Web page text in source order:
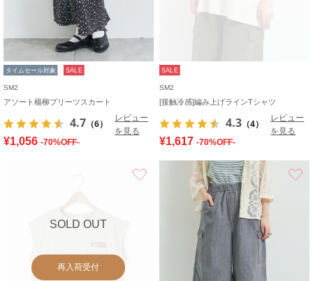
タイムセール対象 SALE
SM2
アソート楊柳プリーツスカート
4.7 （6）
レビュー
を見る
¥1,056 -70%OFF-
SALE
SM2
[接触冷感]編み上げラインTシャツ
4.3 （4）
レビュー
を見る
¥1,617 -70%OFF-
SOLD OUT
再入荷受付